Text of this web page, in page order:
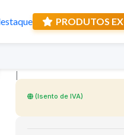
PRODUTOS
T-shirt
(Isento de IVA)